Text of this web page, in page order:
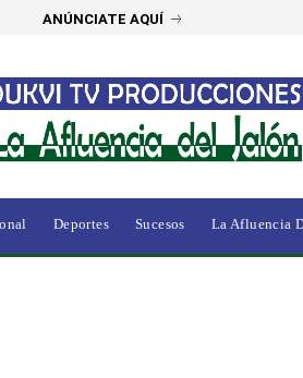
ANÚNCIATE AQUÍ
Deportes Sucesos La Afluencia